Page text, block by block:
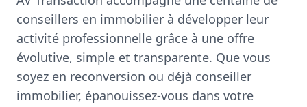
conseillers en immobilier à développer leur
activité professionnelle grâce à une offre
évolutive, simple et transparente. Que vous
soyez en reconversion ou déjà conseiller
immobilier, épanouissez-vous dans votre